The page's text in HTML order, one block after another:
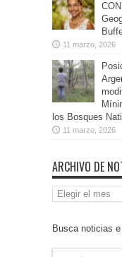
11 marzo, 2026
los Bosques
11 marzo, 2026
ARCHIVO DE
Archivo
de
Busca noticias